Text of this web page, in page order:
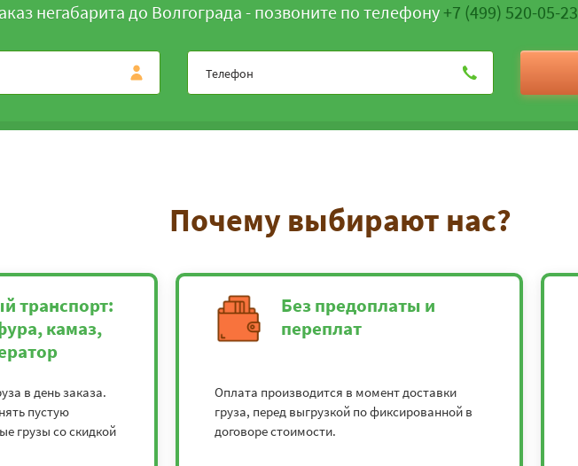
негабарита до Волгограда - позвоните по телефону+7 (499) 520-05-23
Почему выбирают нас?
транспорт:
камаз,
в день заказа.
пустую
грузы со скидкой
Без предоплаты и
переплат
Оплата производится в момент доставки
груза, перед выгрузкой по фиксированной в
договоре стоимости.